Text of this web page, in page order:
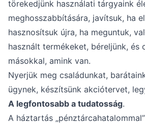
törekedjünk használati tárgyaink
meghosszabbítására, javítsuk, ha
hasznosítsuk újra, ha meguntuk,
használt termékeket, béreljünk, és
másokkal, amink van.
Nyerjük meg családunkat,
ügynek, készítsünk akciótervet,
A legfontosabb a tudatosság.
A háztartás